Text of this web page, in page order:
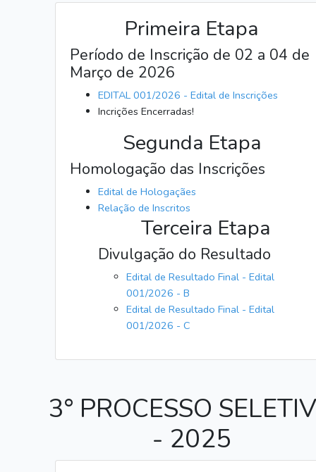
Primeira Etapa
Período de Inscrição de 02 a 04 de
Março de 2026
EDITAL 001/2026 - Edital de Inscrições
Incrições Encerradas!
Segunda Etapa
Homologação das Inscrições
Edital de Hologaçães
Relação de Inscritos
Terceira Etapa
Divulgação do Resultado
Edital de Resultado Final - Edital
001/2026 - B
Edital de Resultado Final - Edital
001/2026 - C
3° PROCESSO
- 2025